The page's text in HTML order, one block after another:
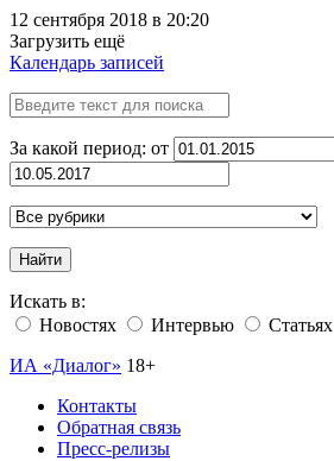
12 сентября 2018 в 20:20
Загрузить ещё
Календарь записей
За какой период: от
Найти
Искать в:
Новостях
Интервью
Статьях
ИА «Диалог» 18+
Контакты
Обратная связь
Пресс-релизы